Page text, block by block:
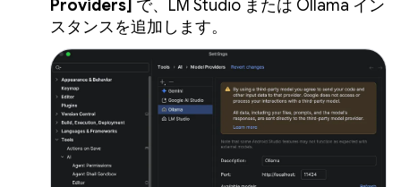
Providers] で、LM Studio または Ollama イン
スタンスを追加します。